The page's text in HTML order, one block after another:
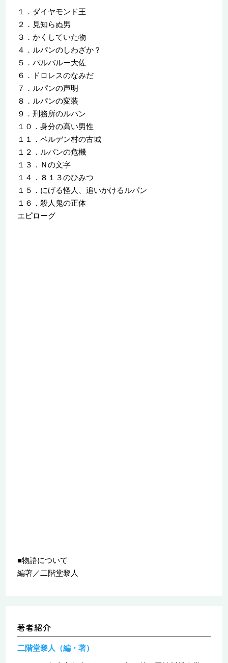
１．ダイヤモンド王
２．見知らぬ男
３．かくしていた物
４．ルパンのしわざか？
５．バルバルー大佐
６．ドロレスのなみだ
７．ルパンの声明
８．ルパンの変装
９．刑務所のルパン
１０．身分の高い男性
１１．ベルデン村の古城
１２．ルパンの危機
１３．Ｎの文字
１４．８１３のひみつ
１５．にげる怪人、追いかけるルパン
１６．殺人鬼の正体
エピローグ
■物語について
編著／二階堂黎人
二階堂黎人（編・著）